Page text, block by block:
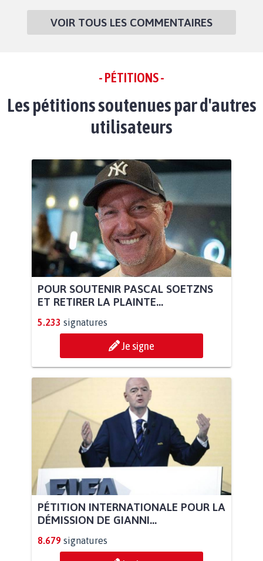
VOIR TOUS LES COMMENTAIRES
- PÉTITIONS -
Les pétitions soutenues par d'autres
utilisateurs
POUR SOUTENIR PASCAL SOETZNS
ET RETIRER LA PLAINTE...
5.233 signatures
Je signe
PÉTITION INTERNATIONALE POUR LA
DÉMISSION DE GIANNI...
8.679 signatures